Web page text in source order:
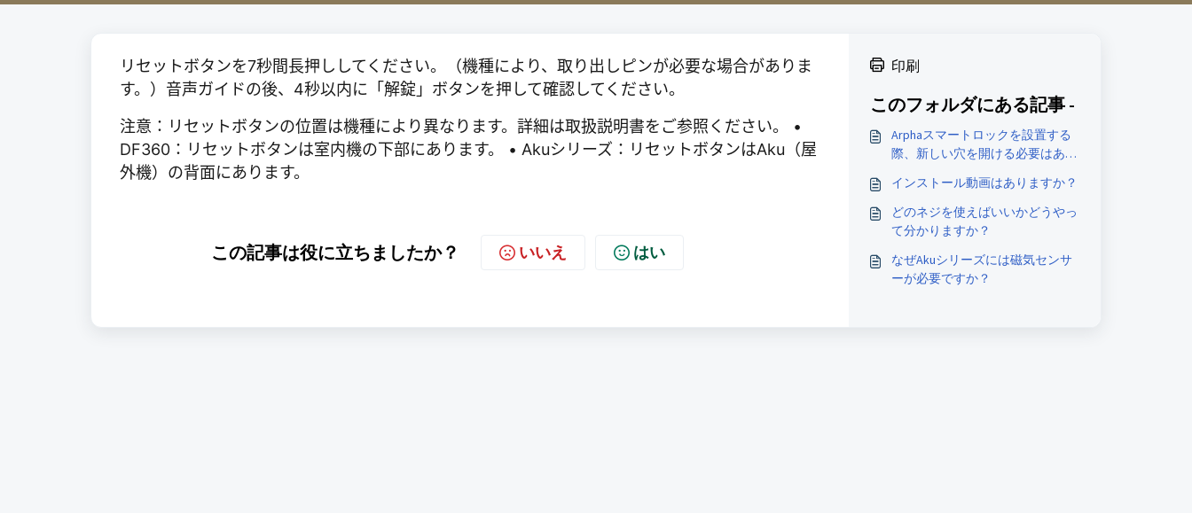
リセットボタンを7秒間長押ししてください。（機種により、取り出しピンが必要な場合がありま
す。）音声ガイドの後、4秒以内に「解錠」ボタンを押して確認してください。
注意：リセットボタンの位置は機種により異なります。詳細は取扱説明書をご参照ください。 •
DF360：リセットボタンは室内機の下部にあります。 • Akuシリーズ：リセットボタンはAku（屋
外機）の背面にあります。
この記事は役に立ちましたか？ いいえ はい
印刷
このフォルダにある記事 -
Arphaスマートロックを設置する
際、新しい穴を開ける必要はあり
インストール動画はありますか？
どのネジを使えばいいかどうやっ
て分かりますか？
なぜAkuシリーズには磁気センサ
ーが必要ですか？